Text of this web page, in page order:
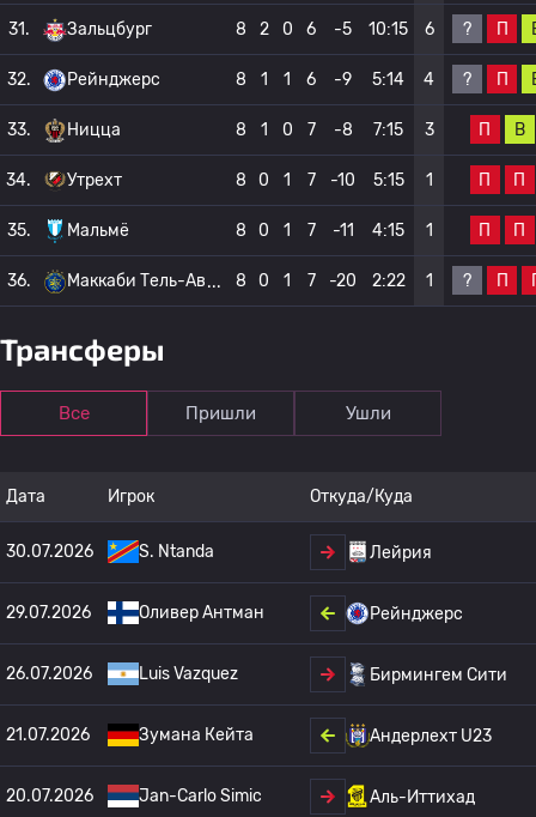
31. Зальцбург 8 2 0 6 -5 10:15 6 ? П
32. Рейнджерс 8 1 1 6 -9 5:14 4 ? П
33. Ницца 8 1 0 7 -8 7:15 3 П В
34. Утрехт 8 0 1 7 -10 5:15 1 П П
35. Мальмё 8 0 1 7 -11 4:15 1 П П
36. Маккаби Тель-Ав 8 0 1 7 -20 2:22 1 ? П
Трансферы
Все Пришли Ушли
Дата Игрок Откуда/Куда
30.07.2026 S. Ntanda Лейрия
29.07.2026 Оливер Антман Рейнджерс
26.07.2026 Luis Vazquez Бирмингем Сити
21.07.2026 Зумана Кейта Андерлехт U23
20.07.2026 Jan-Carlo Simic Аль-Иттихад